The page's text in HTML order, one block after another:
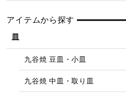
アイテムから探す
皿
九谷焼 豆皿・小皿
九谷焼 中皿・取り皿